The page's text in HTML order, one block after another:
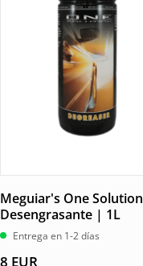
Meguiar's One Solution
Desengrasante | 1L
Entrega en 1-2 días
8 EUR